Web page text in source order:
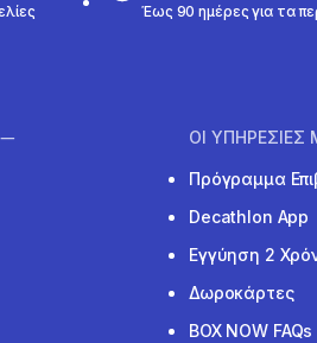
Έως 90 ημέρες για τα
ΟΙ ΥΠΗΡΕΣΙΕΣ
Πρόγραμμα
Decathlon App
Εγγύηση 2
Δωροκάρτες
BOX NOW FAQs